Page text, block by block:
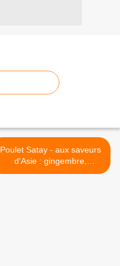
Poulet Satay - aux saveurs
d'Asie : gingembre,
cacahuètes, coco, ... >